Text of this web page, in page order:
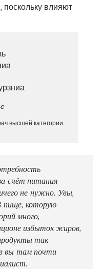
влияют
высшей категории
счёт питания
не нужно. Увы,
пище, которую
много,
избыток жиров,
так
вы там почти